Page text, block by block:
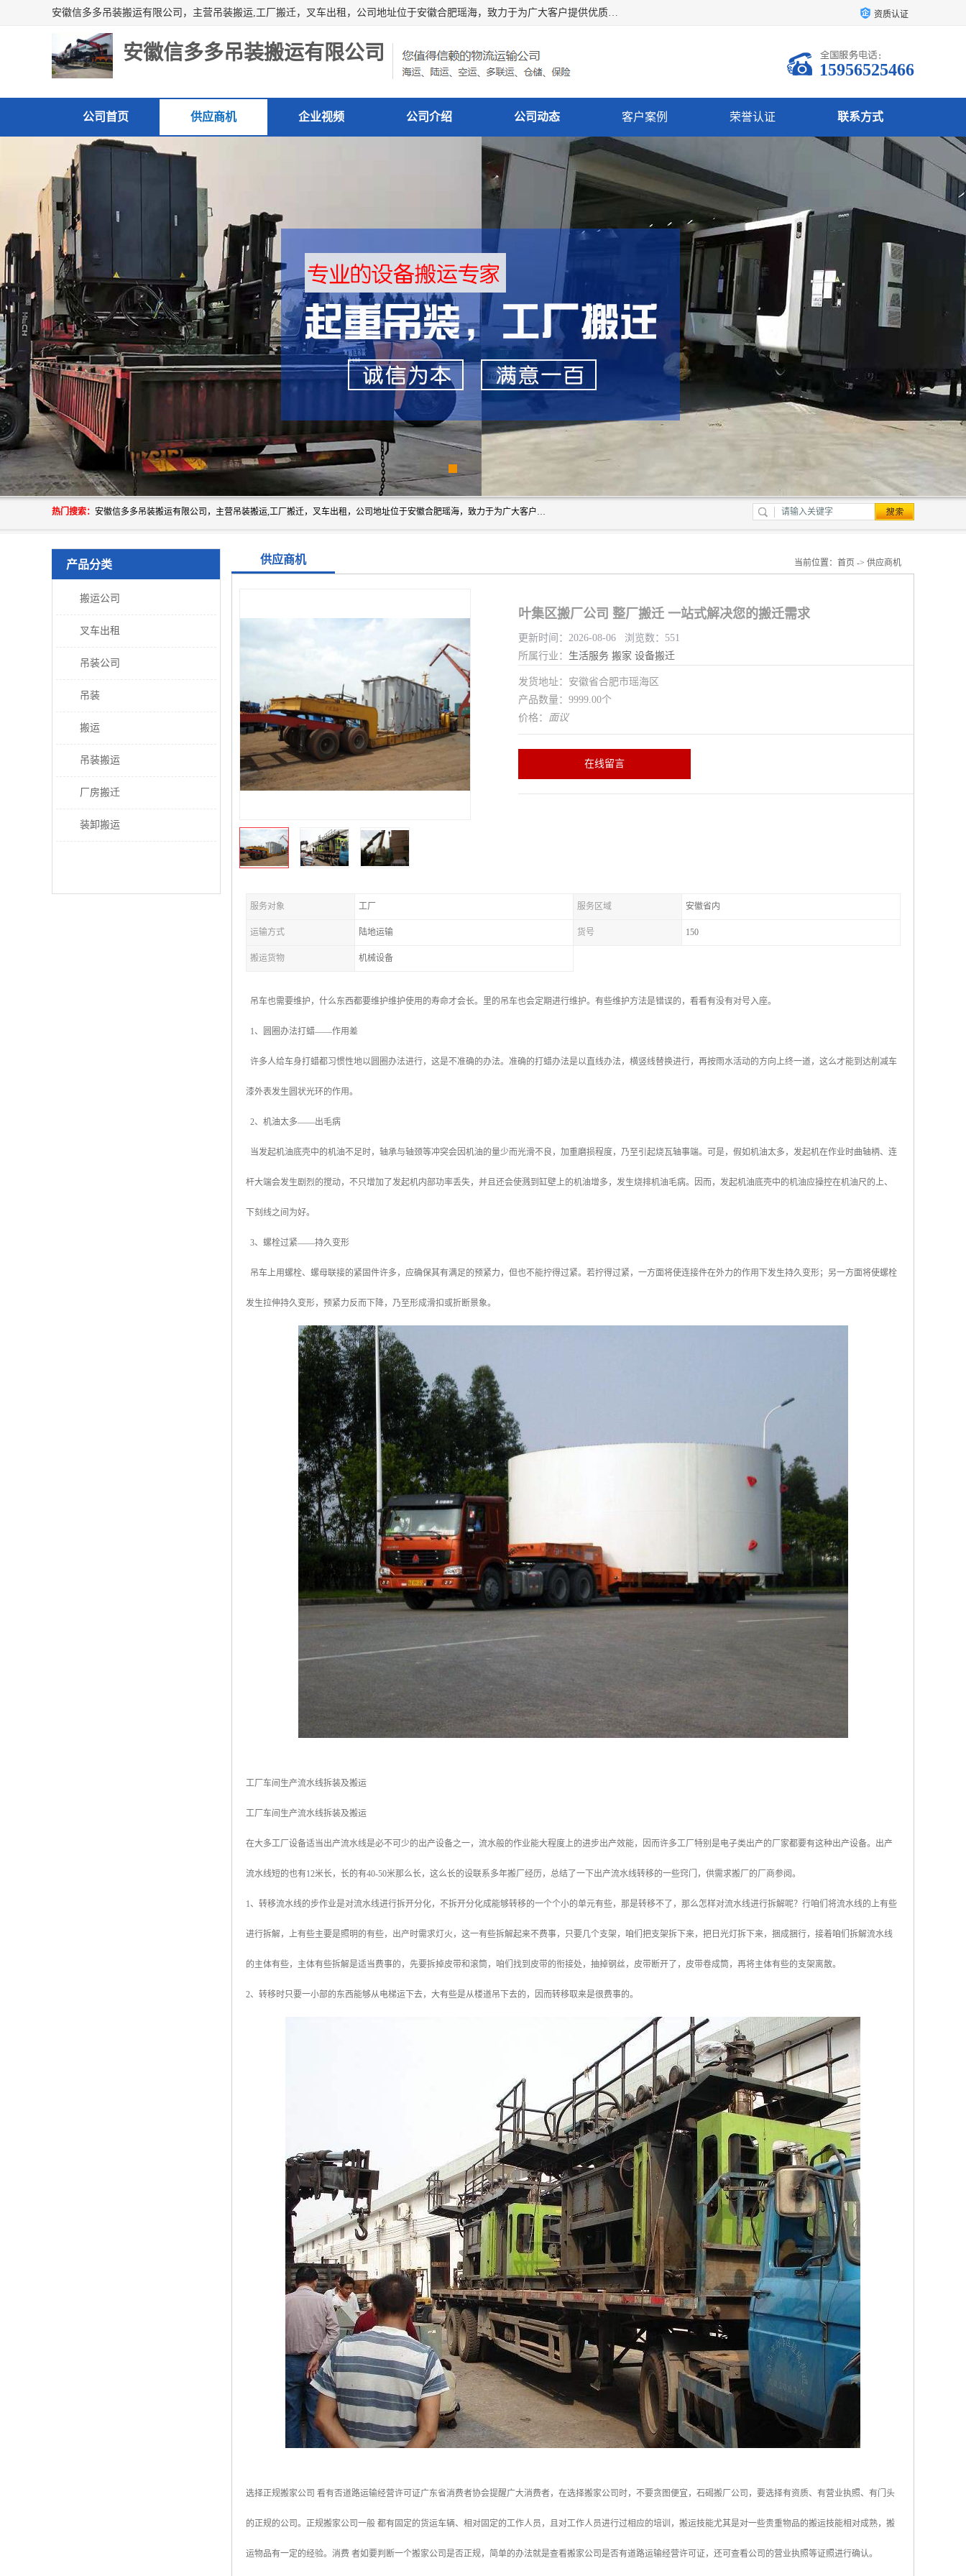
安徽信多多吊装搬运有限公司，主营吊装搬运,工厂搬迁，叉车出租，公司地址位于安徽合肥瑶海，致力于为广大客户提供优质的产品/服务，如果您对我公司的产品服务感兴趣，请联系[安徽信多多吊装搬运有限公司]，期待您的来电。 资质认证
安徽信多多吊装搬运有限公司
15956525466
公司首页 供应商机 企业视频 公司介绍 公司动态 客户案例 荣誉认证 联系方式
热门搜索： 安徽信多多吊装搬运有限公司，主营吊装搬运,工厂搬迁，叉车出租，公司地址位于安徽合肥瑶海，致力于为广大客户提供优质的产品/服务，如果您对我公司的产品服务感兴趣，请联系[安徽信多多吊装搬运有限公司]，期待您的来电。
产品分类
搬运公司
叉车出租
吊装公司
吊装
搬运
吊装搬运
厂房搬迁
装卸搬运
供应商机 当前位置： 首页 -> 供应商机
叶集区搬厂公司 整厂搬迁 一站式解决您的搬迁需求
更新时间：2026-08-06 浏览数：551
所属行业： 生活服务 搬家 设备搬迁
发货地址：安徽省合肥市瑶海区
产品数量：9999.00个
价格： 面议
在线留言
服务对象 工厂 服务区域 安徽省内
运输方式 陆地运输 货号 150
搬运货物 机械设备
吊车也需要维护，什么东西都要维护维护使用的寿命才会长。里的吊车也会定期进行维护。有些维护方法是错误的，看看有没有对号入座。
1、圆圈办法打蜡——作用差
许多人给车身打蜡都习惯性地以圆圈办法进行，这是不准确的办法。准确的打蜡办法是以直线办法，横竖线替换进行，再按雨水活动的方向上终一道，这么才能到达削减车
漆外表发生圆状光环的作用。
2、机油太多——出毛病
当发起机油底壳中的机油不足时，轴承与轴颈等冲突会因机油的量少而光滑不良，加重磨损程度，乃至引起烧瓦轴事端。可是，假如机油太多，发起机在作业时曲轴柄、连
杆大端会发生剧烈的搅动，不只增加了发起机内部功率丢失，并且还会使溅到缸壁上的机油增多，发生烧排机油毛病。因而，发起机油底壳中的机油应操控在机油尺的上、
下刻线之间为好。
3、螺栓过紧——持久变形
吊车上用螺栓、螺母联接的紧固件许多，应确保其有满足的预紧力，但也不能拧得过紧。若拧得过紧，一方面将使连接件在外力的作用下发生持久变形；另一方面将使螺栓
发生拉伸持久变形，预紧力反而下降，乃至形成滑扣或折断景象。
工厂车间生产流水线拆装及搬运
工厂车间生产流水线拆装及搬运
在大多工厂设备适当出产流水线是必不可少的出产设备之一，流水般的作业能大程度上的进步出产效能，因而许多工厂特别是电子类出产的厂家都要有这种出产设备。出产
流水线短的也有12米长，长的有40-50米那么长，这么长的设联系多年搬厂经历，总结了一下出产流水线转移的一些窍门，供需求搬厂的厂商参阅。
1、转移流水线的步作业是对流水线进行拆开分化，不拆开分化成能够转移的一个个小的单元有些，那是转移不了，那么怎样对流水线进行拆解呢？行咱们将流水线的上有些
进行拆解，上有些主要是照明的有些，出产时需求灯火，这一有些拆解起来不费事，只要几个支架，咱们把支架拆下来，把日光灯拆下来，捆成捆行，接着咱们拆解流水线
的主体有些，主体有些拆解是适当费事的，先要拆掉皮带和滚筒，咱们找到皮带的衔接处，抽掉钢丝，皮带断开了，皮带卷成筒，再将主体有些的支架离散。
2、转移时只要一小部的东西能够从电梯运下去，大有些是从楼道吊下去的，因而转移取来是很费事的。
选择正规搬家公司 看有否道路运输经营许可证广东省消费者协会提醒广大消费者，在选择搬家公司时，不要贪图便宜，石碣搬厂公司，要选择有资质、有营业执照、有门头
的正规的公司。正规搬家公司一般 都有固定的货运车辆、相对固定的工作人员，且对工作人员进行过相应的培训，搬运技能尤其是对一些贵重物品的搬运技能相对成熟，搬
运物品有一定的经验。消费 者如要判断一个搬家公司是否正规，简单的办法就是查看搬家公司是否有道路运输经营许可证，还可查看公司的营业执照等证照进行确认。